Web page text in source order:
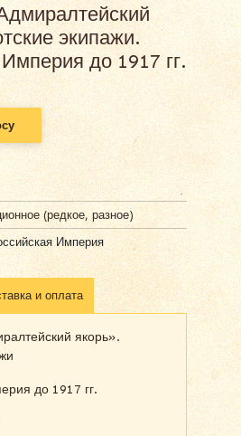
экипажи.
до 1917 гг.
(редкое, разное)
Империя
и оплата
якорь».
до 1917 гг.